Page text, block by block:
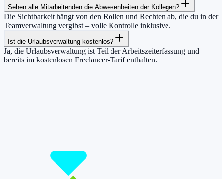
Sehen alle Mitarbeitenden die Abwesenheiten der Kollegen?
Die Sichtbarkeit hängt von den Rollen und Rechten ab, die du in der
Teamverwaltung vergibst – volle Kontrolle inklusive.
Ist die Urlaubsverwaltung kostenlos?
Ja, die Urlaubsverwaltung ist Teil der Arbeitszeiterfassung und
bereits im kostenlosen Freelancer-Tarif enthalten.